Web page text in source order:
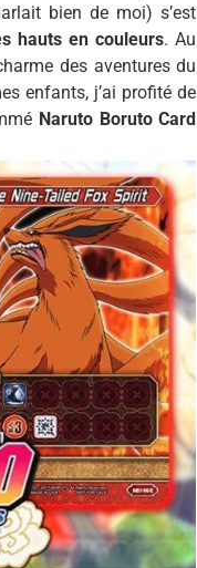
bien de moi) s’est
hauts en couleurs. Au
des aventures du
enfants, j’ai profité de
Naruto Boruto Card